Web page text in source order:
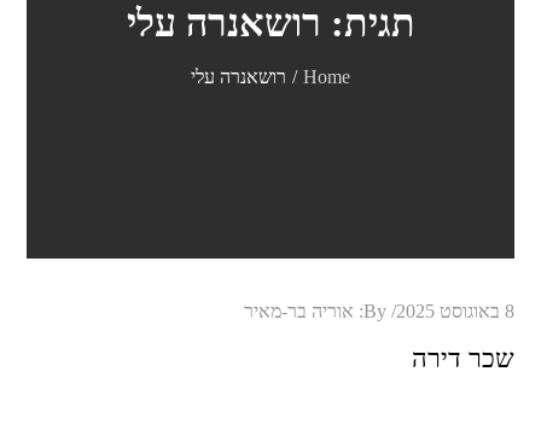
תגית: רושאנרה עלי
Home רושאנרה עלי
Posted
8 באוגוסט 2025 By: אוריה בר-מאיר
שכר דירה